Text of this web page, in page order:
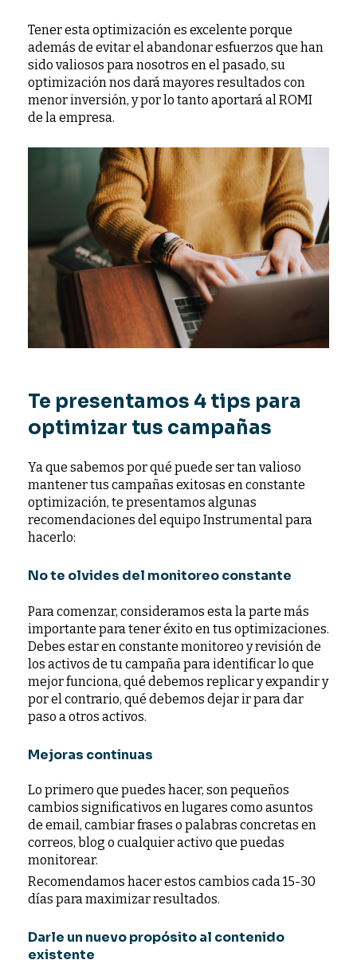
Tener esta optimización es excelente porque
además de evitar el abandonar esfuerzos que han
sido valiosos para nosotros en el pasado, su
optimización nos dará mayores resultados con
menor inversión, y por lo tanto aportará al ROMI
de la empresa.
Te presentamos 4 tips para
optimizar tus campañas
Ya que sabemos por qué puede ser tan valioso
mantener tus campañas exitosas en constante
optimización, te presentamos algunas
recomendaciones del equipo Instrumental para
hacerlo:
No te olvides del monitoreo constante
Para comenzar, consideramos esta la parte más
importante para tener éxito en tus optimizaciones.
Debes estar en constante monitoreo y revisión de
los activos de tu campaña para identificar lo que
mejor funciona, qué debemos replicar y expandir y
por el contrario, qué debemos dejar ir para dar
paso a otros activos.
Mejoras continuas
Lo primero que puedes hacer, son pequeños
cambios significativos en lugares como asuntos
de email, cambiar frases o palabras concretas en
correos, blog o cualquier activo que puedas
monitorear.
Recomendamos hacer estos cambios cada 15-30
días para maximizar resultados.
Darle un nuevo propósito al contenido
existente